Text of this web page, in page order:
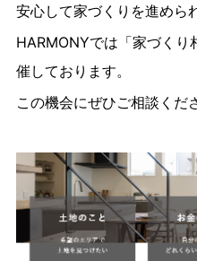
安心して家づくりを進めら
HARMONYでは「家づくり
催しております。
この機会にぜひご相談くだ